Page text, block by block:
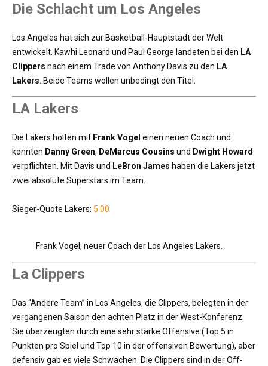
Die Schlacht um Los Angeles
Los Angeles hat sich zur Basketball-Hauptstadt der Welt
entwickelt. Kawhi Leonard und Paul George landeten bei den LA
Clippers nach einem Trade von Anthony Davis zu den LA
Lakers. Beide Teams wollen unbedingt den Titel.
LA Lakers
Die Lakers holten mit Frank Vogel einen neuen Coach und
konnten Danny Green, DeMarcus Cousins und Dwight Howard
verpflichten. Mit Davis und LeBron James haben die Lakers jetzt
zwei absolute Superstars im Team.
Sieger-Quote Lakers: 5.00
Frank Vogel, neuer Coach der Los Angeles Lakers.
La Clippers
Das “Andere Team” in Los Angeles, die Clippers, belegten in der
vergangenen Saison den achten Platz in der West-Konferenz.
Sie überzeugten durch eine sehr starke Offensive (Top 5 in
Punkten pro Spiel und Top 10 in der offensiven Bewertung), aber
defensiv gab es viele Schwächen. Die Clippers sind in der Off-